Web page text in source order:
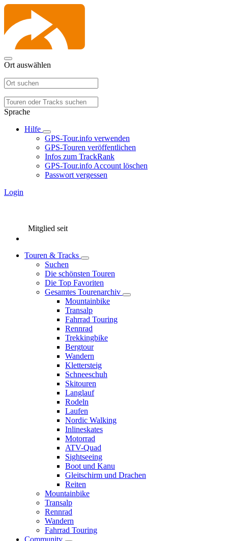
Ort auswählen
Sprache
Hilfe
GPS-Tour.info verwenden
GPS-Touren veröffentlichen
Infos zum TrackRank
GPS-Tour.info Account löschen
Passwort vergessen
Login
Mitglied seit
Touren & Tracks
Suchen
Die schönsten Touren
Die Top Favoriten
Gesamtes Tourenarchiv
Mountainbike
Transalp
Fahrrad Touring
Rennrad
Trekkingbike
Bergtour
Wandern
Klettersteig
Schneeschuh
Skitouren
Langlauf
Rodeln
Laufen
Nordic Walking
Inlineskates
Motorrad
ATV-Quad
Sightseeing
Boot und Kanu
Gleitschirm und Drachen
Reiten
Mountainbike
Transalp
Rennrad
Wandern
Fahrrad Touring
Community